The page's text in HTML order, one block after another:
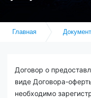
Главная
Договор о
виде Договора-
необходимо